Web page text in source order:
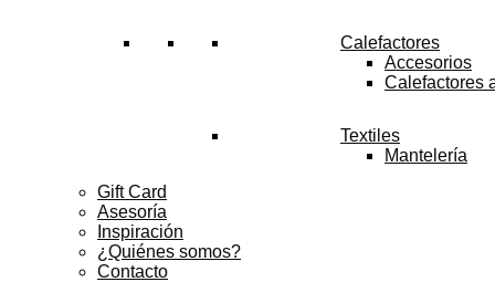
Calefactores
Accesorios
Calefactores
Textiles
Mantelería
Gift Card
Asesoría
Inspiración
¿Quiénes somos?
Contacto